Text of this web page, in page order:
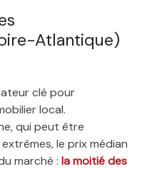
Atlantique)
clé pour
local.
qui peut être
le prix médian
marché : la moitié des